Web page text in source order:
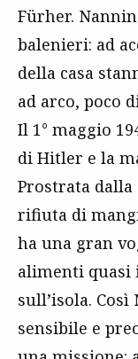
Fürher.
balenieri: ad
della casa
ad arco, poco
Il 1° maggio
di Hitler e la
Prostrata
rifiuta di
ha una gran
alimenti quasi
sull’isola.
sensibile e